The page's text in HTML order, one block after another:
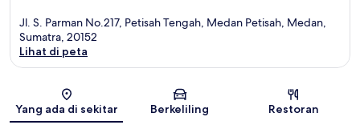
Jl. S. Parman No.217, Petisah Tengah, Medan Petisah, Medan,
Sumatra, 20152
Lihat di peta
Yang ada di sekitar Berkeliling Restoran